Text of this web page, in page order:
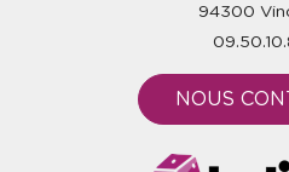
94300
NOUS